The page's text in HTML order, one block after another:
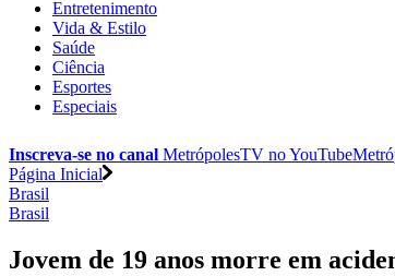
Entretenimento
Vida & Estilo
Saúde
Ciência
Esportes
Especiais
Inscreva-se no canal MetrópolesTV noYouTube
Página Inicial
Brasil
Brasil
Jovem de 19 anos morre em